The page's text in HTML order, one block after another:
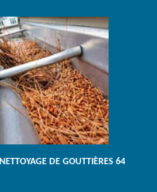
NETTOYAGE DE GOUTTIÈRES 64